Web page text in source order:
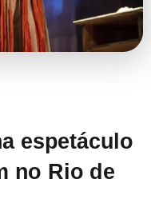
espetáculo
no Rio de